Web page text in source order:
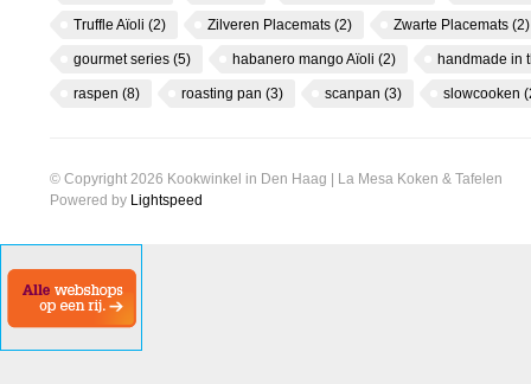
Truffle Aïoli (2) Zilveren Placemats (2) Zwarte Placemats (2)
gourmet series (5) habanero mango Aïoli (2) handmade in
raspen (8) roasting pan (3) scanpan (3) slowcooken
© Copyright 2026 Kookwinkel in Den Haag | La Mesa Koken & Tafelen
Powered by Lightspeed